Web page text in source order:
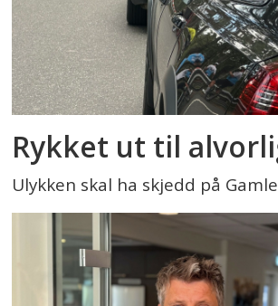
Rykket ut til
Ulykken skal ha skjedd på